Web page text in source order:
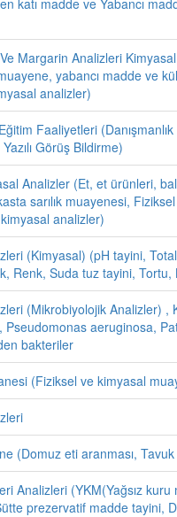
katı madde ve Yabancı
Ve Margarin Analizleri
yabancı madde ve
analizler)
Faaliyetleri
Görüş Bildirme)
Analizler (Et, et ürünleri,
sarılık muayenesi,
analizler)
(Kimyasal) (pH tayini,
Renk, Suda tuz tayini,
(Mikrobiyolojik Analizler)
Pseudomonas aeruginosa,
bakteriler
(Fiziksel ve kimyasal
(Domuz eti aranması, Tavuk
Analizleri (YKM(Yağsız
prezervatif madde tayini,